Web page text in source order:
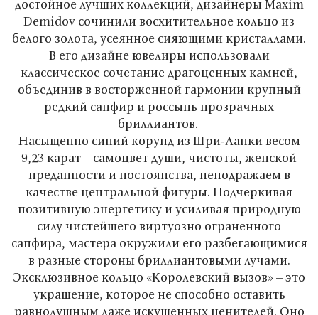
достойное лучших коллекций, дизайнеры Maxim
Demidov сочинили восхитительное кольцо из
белого золота, усеянное сияющими кристаллами.
В его дизайне ювелиры использовали
классическое сочетание драгоценных камней,
объединив в восторженной гармонии крупный
редкий сапфир и россыпь прозрачных
бриллиантов.
Насыщенно синий корунд из Шри-Ланки весом
9,23 карат – самоцвет души, чистоты, женской
преданности и постоянства, неподражаем в
качестве центральной фигуры. Подчеркивая
позитивную энергетику и усиливая природную
силу чистейшего виртуозно ограненного
сапфира, мастера окружили его разбегающимися
в разные стороны бриллиантовыми лучами.
Эксклюзивное кольцо «Королевский вызов» – это
украшение, которое не способно оставить
равнодушным даже искушенных ценителей. Оно